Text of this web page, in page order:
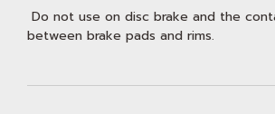
Do not use on disc brake and the
between brake pads and rims.